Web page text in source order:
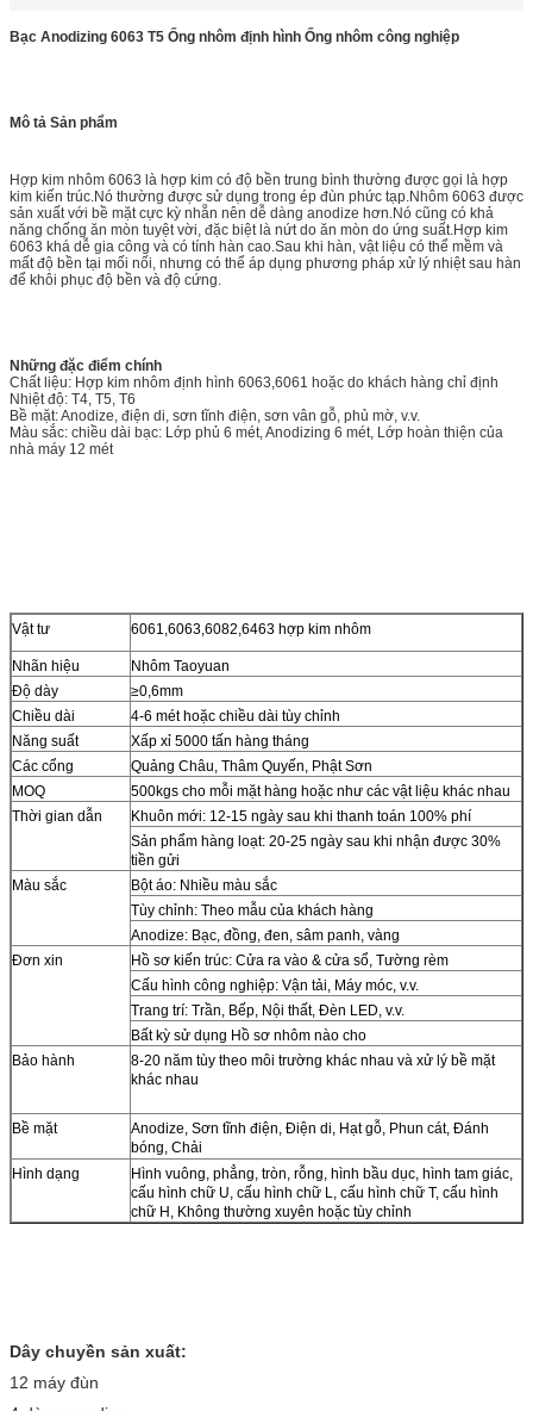
Bạc Anodizing 6063 T5 Ống nhôm định hình Ống nhôm công nghiệp
Mô tả Sản phẩm
Hợp kim nhôm 6063 là hợp kim có độ bền trung bình thường được gọi là hợp
kim kiến ​​trúc.Nó thường được sử dụng trong ép đùn phức tạp.Nhôm 6063 được
sản xuất với bề mặt cực kỳ nhẵn nên dễ dàng anodize hơn.Nó cũng có khả
năng chống ăn mòn tuyệt vời, đặc biệt là nứt do ăn mòn do ứng suất.Hợp kim
6063 khá dễ gia công và có tính hàn cao.Sau khi hàn, vật liệu có thể mềm và
mất độ bền tại mối nối, nhưng có thể áp dụng phương pháp xử lý nhiệt sau hàn
để khôi phục độ bền và độ cứng.
Những đặc điểm chính
Chất liệu: Hợp kim nhôm định hình 6063,6061 hoặc do khách hàng chỉ định
Nhiệt độ: T4, T5, T6
Bề mặt: Anodize, điện di, sơn tĩnh điện, sơn vân gỗ, phủ mờ, v.v.
Màu sắc: chiều dài bạc: Lớp phủ 6 mét, Anodizing 6 mét, Lớp hoàn thiện của
nhà máy 12 mét
Vật tư 6061,6063,6082,6463 hợp kim nhôm
Nhãn hiệu
Nhôm Taoyuan
Độ dày
≥0,6mm
Chiều dài
4-6 mét hoặc chiều dài tùy chỉnh
Năng suất
Xấp xỉ 5000 tấn hàng tháng
Các cổng
Quảng Châu, Thâm Quyến, Phật Sơn
MOQ
500kgs cho mỗi mặt hàng hoặc như các vật liệu khác nhau
Thời gian dẫn
Khuôn mới: 12-15 ngày sau khi thanh toán 100% phí
Sản phẩm hàng loạt: 20-25 ngày sau khi nhận được 30%
tiền gửi
Màu sắc
Bột áo: Nhiều màu sắc
Tùy chỉnh: Theo mẫu của khách hàng
Anodize: Bạc, đồng, đen, sâm panh, vàng
Đơn xin
Hồ sơ kiến ​​trúc: Cửa ra vào & cửa sổ, Tường rèm
Cấu hình công nghiệp: Vận tải, Máy móc, v.v.
Trang trí: Trần, Bếp, Nội thất, Đèn LED, v.v.
Bất kỳ sử dụng Hồ sơ nhôm nào cho
Bảo hành
8-20 năm tùy theo môi trường khác nhau và xử lý bề mặt
khác nhau
Bề mặt
Anodize, Sơn tĩnh điện, Điện di, Hạt gỗ, Phun cát, Đánh
bóng, Chải
Hình dạng
Hình vuông, phẳng, tròn, rỗng, hình bầu dục, hình tam giác,
cấu hình chữ U, cấu hình chữ L, cấu hình chữ T, cấu hình
chữ H, Không thường xuyên hoặc tùy chỉnh
Dây chuyền sản xuất:
12 máy đùn